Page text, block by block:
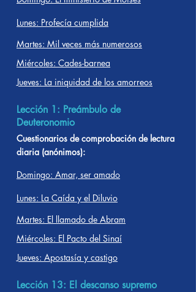
Lunes: Profecía cumplida
Martes: Mil veces más numerosos
Miércoles: Cades-barnea
Jueves: La iniquidad de los amorreos
Lección 1: Preámbulo de
Deuteronomio
Cuestionarios de comprobación de lectura
diaria (anónimos):
Domingo: Amar, ser amado
Lunes: La Caída y el Diluvio
Martes: El llamado de Abram
Miércoles: El Pacto del Sinaí
Jueves: Apostasía y castigo
Lección 13: El descanso supremo